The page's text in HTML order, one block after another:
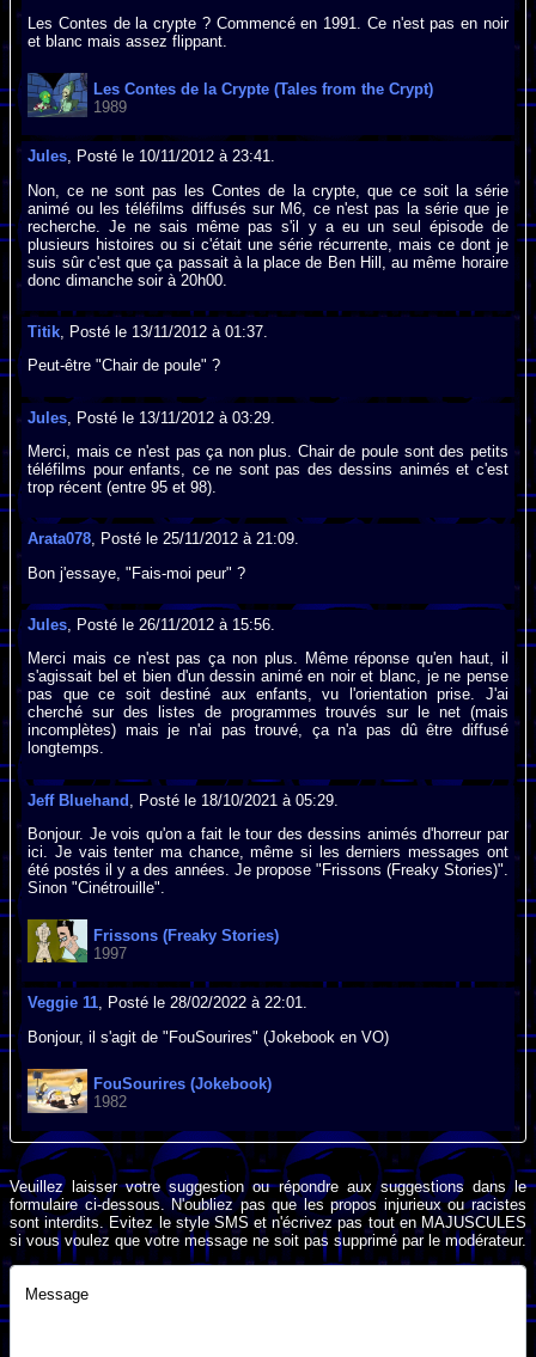
Les Contes de la crypte ? Commencé en 1991. Ce n'est pas en noir
et blanc mais assez flippant.
Les Contes de la Crypte (Tales from the Crypt)
1989
Jules, Posté le 10/11/2012 à 23:41.
Non, ce ne sont pas les Contes de la crypte, que ce soit la série
animé ou les téléfilms diffusés sur M6, ce n'est pas la série que je
recherche. Je ne sais même pas s'il y a eu un seul épisode de
plusieurs histoires ou si c'était une série récurrente, mais ce dont je
suis sûr c'est que ça passait à la place de Ben Hill, au même horaire
donc dimanche soir à 20h00.
Titik , Posté le 13/11/2012 à 01:37.
Peut-être "Chair de poule" ?
Jules , Posté le 13/11/2012 à 03:29.
Merci, mais ce n'est pas ça non plus. Chair de poule sont des petits
téléfilms pour enfants, ce ne sont pas des dessins animés et c'est
trop récent (entre 95 et 98).
Arata078, Posté le 25/11/2012 à 21:09.
Bon j'essaye, "Fais-moi peur" ?
Jules , Posté le 26/11/2012 à 15:56.
Merci mais ce n'est pas ça non plus. Même réponse qu'en haut, il
s'agissait bel et bien d'un dessin animé en noir et blanc, je ne pense
pas que ce soit destiné aux enfants, vu l'orientation prise. J'ai
cherché sur des listes de programmes trouvés sur le net (mais
incomplètes) mais je n'ai pas trouvé, ça n'a pas dû être diffusé
longtemps.
Jeff Bluehand , Posté le 18/10/2021 à 05:29.
Bonjour. Je vois qu'on a fait le tour des dessins animés d'horreur par
ici. Je vais tenter ma chance, même si les derniers messages ont
été postés il y a des années. Je propose "Frissons (Freaky Stories)".
Sinon "Cinétrouille".
Frissons (Freaky Stories)
1997
Veggie 11, Posté le 28/02/2022 à 22:01.
Bonjour, il s'agit de "FouSourires" (Jokebook en VO)
FouSourires (Jokebook)
1982
Veuillez laisser votre suggestion ou répondre aux suggestions dans le
formulaire ci-dessous. N'oubliez pas que les propos injurieux ou racistes
sont interdits. Evitez le style SMS et n'écrivez pas tout en MAJUSCULES
si vous voulez que votre message ne soit pas supprimé par le modérateur.
Message